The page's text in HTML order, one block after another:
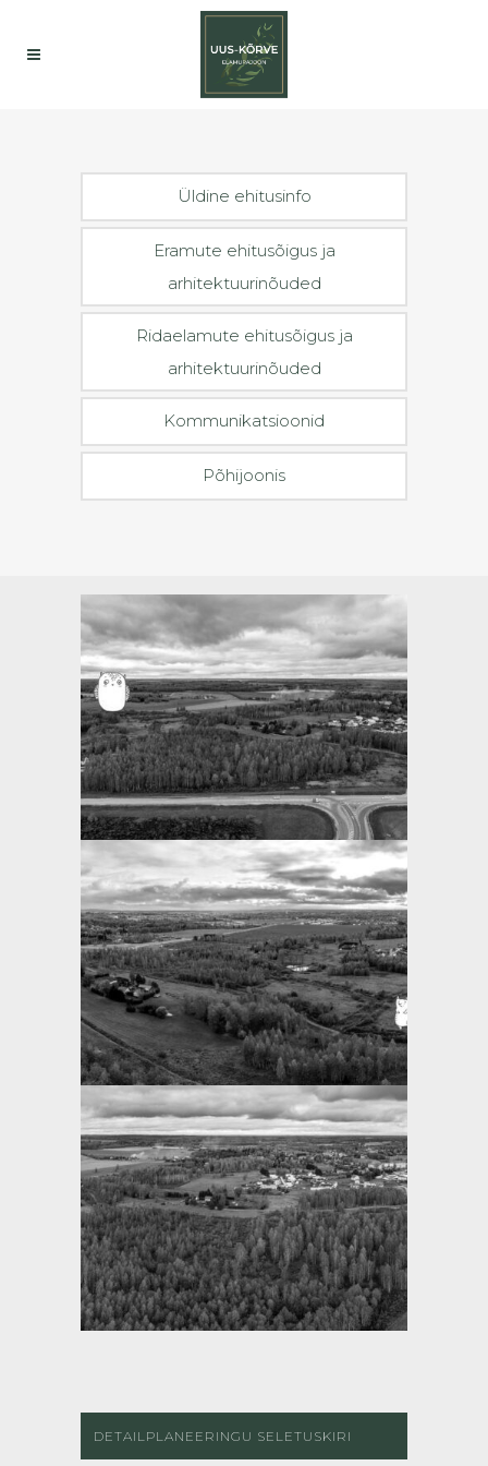
Üldine ehitusinfo
Eramute ehitusõigus ja
arhitektuurinõuded
Ridaelamute ehitusõigus ja
arhitektuurinõuded
Kommunikatsioonid
Põhijoonis
DETAILPLANEERINGU SELETUSKIRI